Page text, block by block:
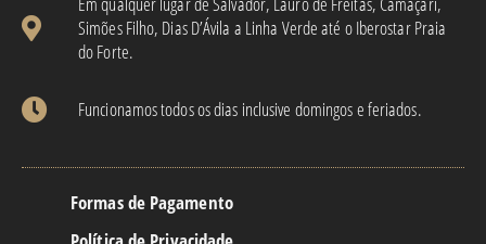
Simões Filho, Dias D’Ávila a Linha Verde até o Iberostar Praia
do Forte.
Funcionamos todos os dias inclusive domingos e feriados.
Formas de Pagamento